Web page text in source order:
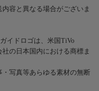
容と異なる場合がございま
イドロゴは、米国TiVo
の日本国内における商標ま
写真等あらゆる素材の無断